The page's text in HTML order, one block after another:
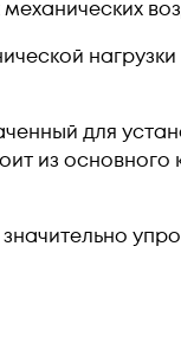
нагрузки
для
из